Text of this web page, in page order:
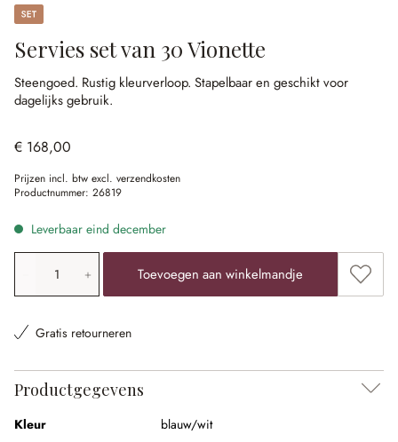
Set
Servies set van 30 Vionette
Steengoed. Rustig kleurverloop. Stapelbaar en geschikt voor
dagelijks gebruik.
€ 168,00
Prijzen incl. btw excl. verzendkosten
Productnummer: 26819
Leverbaar eind december
Producthoeveelheid: voer de gewenste waarde in of
Toevoegen aan winkelmandje
Gratis retourneren
Productgegevens
Kleur
blauw/wit